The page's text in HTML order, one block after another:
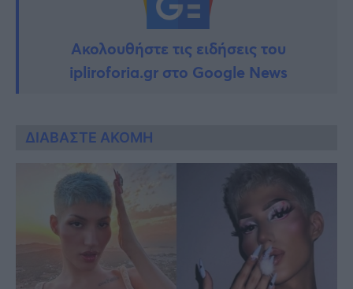
Ακολουθήστε τις ειδήσεις του
ipliroforia.gr στο Google News
ΔΙΑΒΑΣΤΕ ΑΚΟΜΗ